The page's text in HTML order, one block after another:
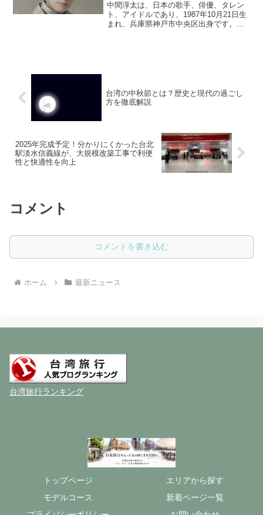
中間淳太は、日本の歌手、俳優、タレン
ト、アイドルであり、1987年10月21日生
まれ、兵庫県神戸市中央区出身です。父
しています。
台湾の中秋節とは？歴史と現代の過ごし
方を徹底解説
2025年完成予定！分かりにくかった台北
駅淡水信義線が、大規模改築工事で利便
性と快適性を向上
コメント
コメントを書き込む
ホーム 最新ニュース
台湾旅行ランキング
トップページ
エリアから探す
モデルコース
新着ページ一覧